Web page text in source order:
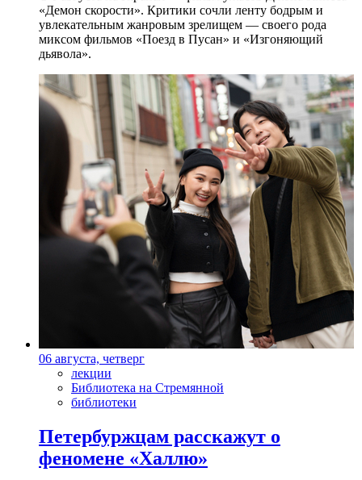
«Демон скорости». Критики сочли ленту бодрым и
увлекательным жанровым зрелищeм — своего рода
миксом фильмов «Поезд в Пусан» и «Изгоняющий
дьявола».
06 августа, четверг
лекции
Библиотека на Стремянной
библиотеки
Петербуржцам расскажут о
феномене «Халлю»